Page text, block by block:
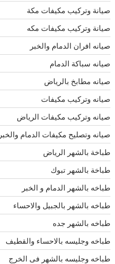
صيانة وتركيب مكيفات مكة
صيانة وتركيب مكيفات مكه
صيانه افران الدمام والخبر
صيانه سباكة الدمام
صيانه مطابخ بالرياض
صيانه وتركيب مكيفات
صيانه وتركيب مكيفات الرياض
صيانه وتصليح مكيفات الدمام والخبر
طباخة بالشهر الرياض
طباخة بالشهر تبوك
طباخه بالشهر الدمام و الخبر
طباخه بالشهر بالجبيل والاحساء
طباخه بالشهر جده
طباخه وجليسه بالاحساء والقطيف
طباخه وجليسه بالشهر فى الخرج